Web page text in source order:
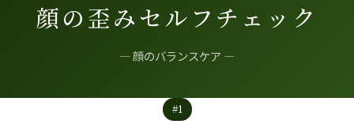
顔の歪みセルフチェック
— 顔のバランスケア —
#1